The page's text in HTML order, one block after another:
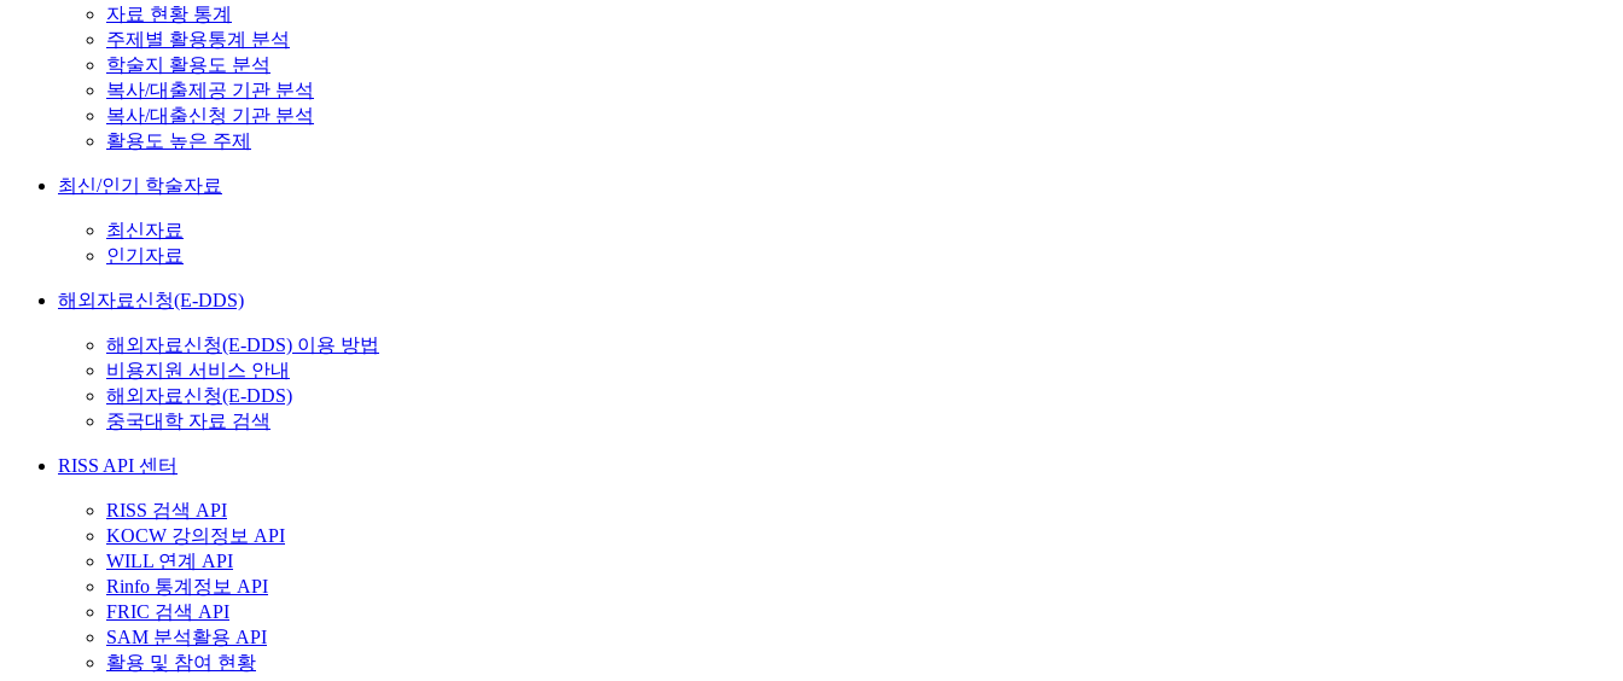
자료 현황 통계
주제별 활용통계 분석
학술지 활용도 분석
복사/대출제공 기관 분석
복사/대출신청 기관 분석
활용도 높은 주제
최신/인기 학술자료
최신자료
인기자료
해외자료신청(E-DDS)
해외자료신청(E-DDS) 이용 방법
비용지원 서비스 안내
해외자료신청(E-DDS)
중국대학 자료 검색
RISS API 센터
RISS 검색 API
KOCW 강의정보 API
WILL 연계 API
Rinfo 통계정보 API
FRIC 검색 API
SAM 분석활용 API
활용 및 참여 현황